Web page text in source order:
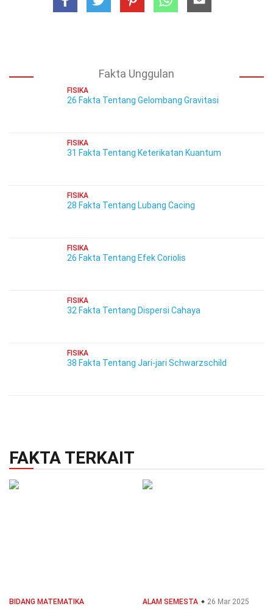
Fakta Unggulan
FISIKA
26 Fakta Tentang Gelombang Gravitasi
FISIKA
31 Fakta Tentang Keterikatan Kuantum
FISIKA
28 Fakta Tentang Lubang Cacing
FISIKA
26 Fakta Tentang Efek Coriolis
FISIKA
32 Fakta Tentang Dispersi Cahaya
FISIKA
38 Fakta Tentang Jari-jari Schwarzschild
FAKTA TERKAIT
BIDANG MATEMATIKA
ALAM SEMESTA 26 Mar 2025